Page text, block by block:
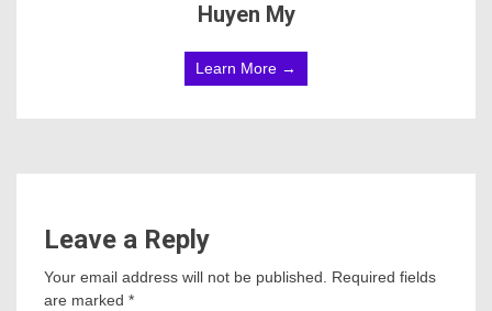
Huyen My
Learn More →
Leave a Reply
Your email address will not be published. Required fields
are marked *